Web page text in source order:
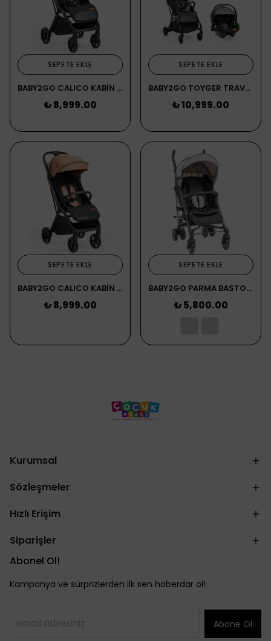
SEPETE EKLE
BABY2GO CALICO KABİN BEBEK ARABASI SİYAH
₺ 8,999.00
SEPETE EKLE
BABY2GO TOYGER TRAVEL SİSTEM BEBEK ARABASI GRİ
₺ 10,999.00
SEPETE EKLE
BABY2GO CALICO KABİN BEBEK ARABASI BEJ
₺ 8,999.00
SEPETE EKLE
BABY2GO PARMA BASTON BEBEK ARABASI GRİ
₺ 5,800.00
Kurumsal
Sözleşmeler
Hızlı Erişim
Siparişler
Abonel Ol!
Kampanya ve sürprizlerden ilk sen haberdar ol!
Abone Ol